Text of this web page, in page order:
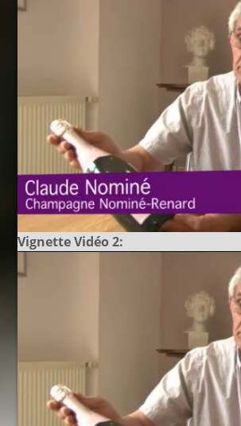
Vignette Vidéo 2: